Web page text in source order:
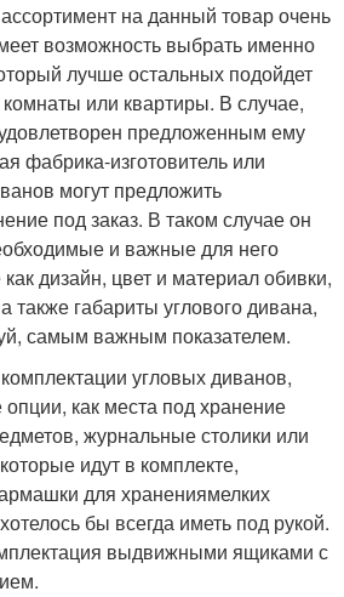
на данный товар очень
возможность выбрать именно
лучше остальных подойдет
или квартиры. В случае,
удовлетворен предложенным ему
фабрика-изготовитель или
могут предложить
под заказ. В таком случае он
и важные для него
дизайн, цвет и материал обивки,
также габариты углового дивана,
самым важным показателем.
угловых диванов,
как места под хранение
журнальные столики или
идут в комплекте,
для хранениямелких
бы всегда иметь под рукой.
выдвижными ящиками с